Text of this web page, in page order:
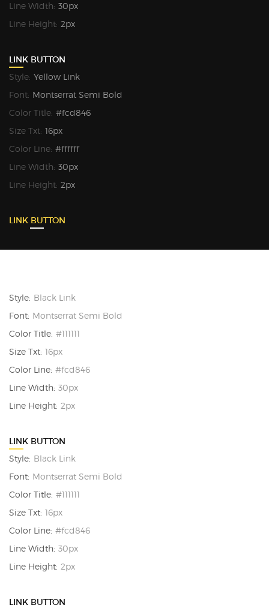
Line Width: 30px
Line Height: 2px
LINK BUTTON
Style: Yellow Link
Font: Montserrat Semi Bold
Color Title: #fcd846
Size Txt: 16px
Color Line: #ffffff
Line Width: 30px
Line Height: 2px
LINK BUTTON
Style: Black Link
Font: Montserrat Semi Bold
Color Title: #111111
Size Txt: 16px
Color Line: #fcd846
Line Width: 30px
Line Height: 2px
LINK BUTTON
Style: Black Link
Font: Montserrat Semi Bold
Color Title: #111111
Size Txt: 16px
Color Line: #fcd846
Line Width: 30px
Line Height: 2px
LINK BUTTON